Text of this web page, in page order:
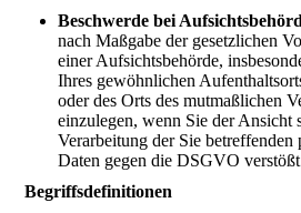
Beschwerde bei
nach Maßgabe der gesetzlichen
einer Aufsichtsbehörde,
Ihres gewöhnlichen
oder des Orts des mutmaßlichen
einzulegen, wenn Sie der Ansicht
Verarbeitung der Sie betreffenden
Daten gegen die DSGVO
Begriffsdefinitionen